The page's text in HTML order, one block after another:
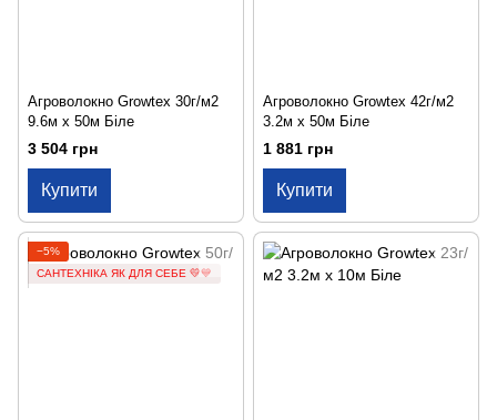
Агроволокно Growtex 30г/м2
9.6м х 50м Біле
3 504 грн
Купити
Агроволокно Growtex 42г/м2
3.2м х 50м Біле
1 881 грн
Купити
−5%
САНТЕХНІКА ЯК ДЛЯ СЕБЕ 💛💙